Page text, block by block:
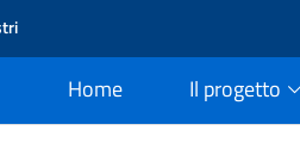
Home
current Il progetto